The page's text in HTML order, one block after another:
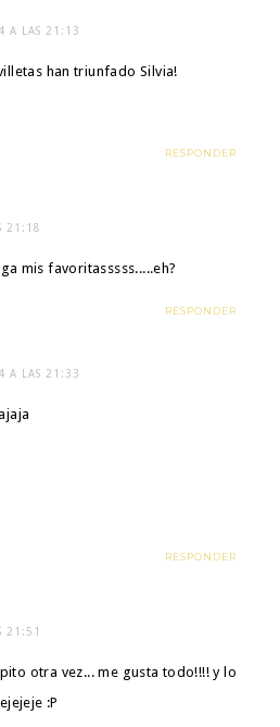
A LAS 21:13
han triunfado Silvia!
RESPONDER
21:18
mis favoritasssss.....eh?
RESPONDER
A LAS 21:33
RESPONDER
21:51
otra vez... me gusta todo!!!! y lo
:P